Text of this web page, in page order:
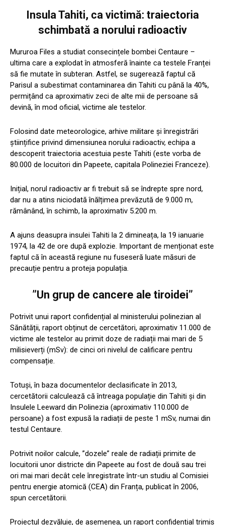
Insula Tahiti, ca victimă: traiectoria
schimbată a norului radioactiv
Mururoa Files a studiat consecințele bombei Centaure –
ultima care a explodat în atmosferă înainte ca testele Franței
să fie mutate în subteran. Astfel, se sugerează faptul că
Parisul a subestimat contaminarea din Tahiti cu până la 40%,
permițând ca aproximativ zeci de alte mii de persoane să
devină, în mod oficial, victime ale testelor.
Folosind date meteorologice, arhive militare și înregistrări
științifice privind dimensiunea norului radioactiv, echipa a
descoperit traiectoria acestuia peste Tahiti (este vorba de
80.000 de locuitori din Papeete, capitala Polineziei Franceze).
Inițial, norul radioactiv ar fi trebuit să se îndrepte spre nord,
dar nu a atins niciodată înălțimea prevăzută de 9.000 m,
rămânând, în schimb, la aproximativ 5.200 m.
A ajuns deasupra insulei Tahiti la 2 dimineața, la 19 ianuarie
1974, la 42 de ore după explozie. Important de menționat este
faptul că în această regiune nu fuseseră luate măsuri de
precauție pentru a proteja populația.
”Un grup de cancere ale tiroidei”
Potrivit unui raport confidențial al ministerului polinezian al
Sănătății, raport obținut de cercetători, aproximativ 11.000 de
victime ale testelor au primit doze de radiații mai mari de 5
milisieverți (mSv): de cinci ori nivelul de calificare pentru
compensație.
Totuși, în baza documentelor declasificate în 2013,
cercetătorii calculează că întreaga populație din Tahiti și din
Insulele Leeward din Polinezia (aproximativ 110.000 de
persoane) a fost expusă la radiații de peste 1 mSv, numai din
testul Centaure.
Potrivit noilor calcule, ”dozele” reale de radiații primite de
locuitorii unor districte din Papeete au fost de două sau trei
ori mai mari decât cele înregistrate într-un studiu al Comisiei
pentru energie atomică (CEA) din Franța, publicat în 2006,
spun cercetătorii.
Proiectul dezvăluie, de asemenea, un raport confidențial trimis